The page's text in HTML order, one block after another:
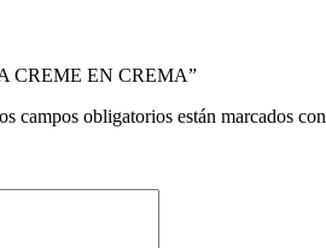
CREME EN CREMA”
campos obligatorios están marcados con